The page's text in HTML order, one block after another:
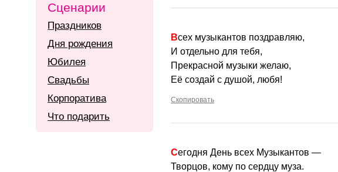
Всех музыкантов поздравляю,
И отдельно для тебя,
Прекрасной музыки желаю,
Её создай с душой, любя!
Скопировать
Сегодня День всех Музыкантов —
Творцов, кому по сердцу муза.
Сценарии
Праздников
Дня рождения
Юбилея
Свадьбы
Корпоратива
Что подарить